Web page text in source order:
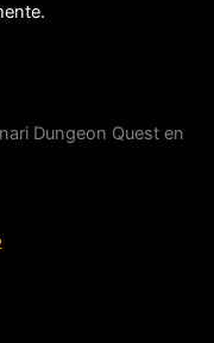
Dungeon Quest en